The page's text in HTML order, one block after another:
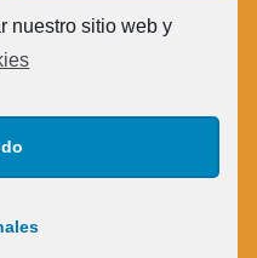
nuestro sitio web y